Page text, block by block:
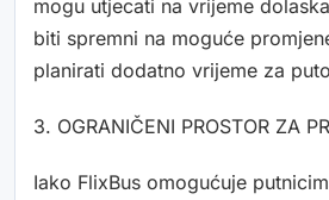
mogu utjecati na vrijeme
biti spremni na moguće
planirati dodatno vrijeme za
3. OGRANIČENI PROSTOR ZA
Iako FlixBus omogućuje